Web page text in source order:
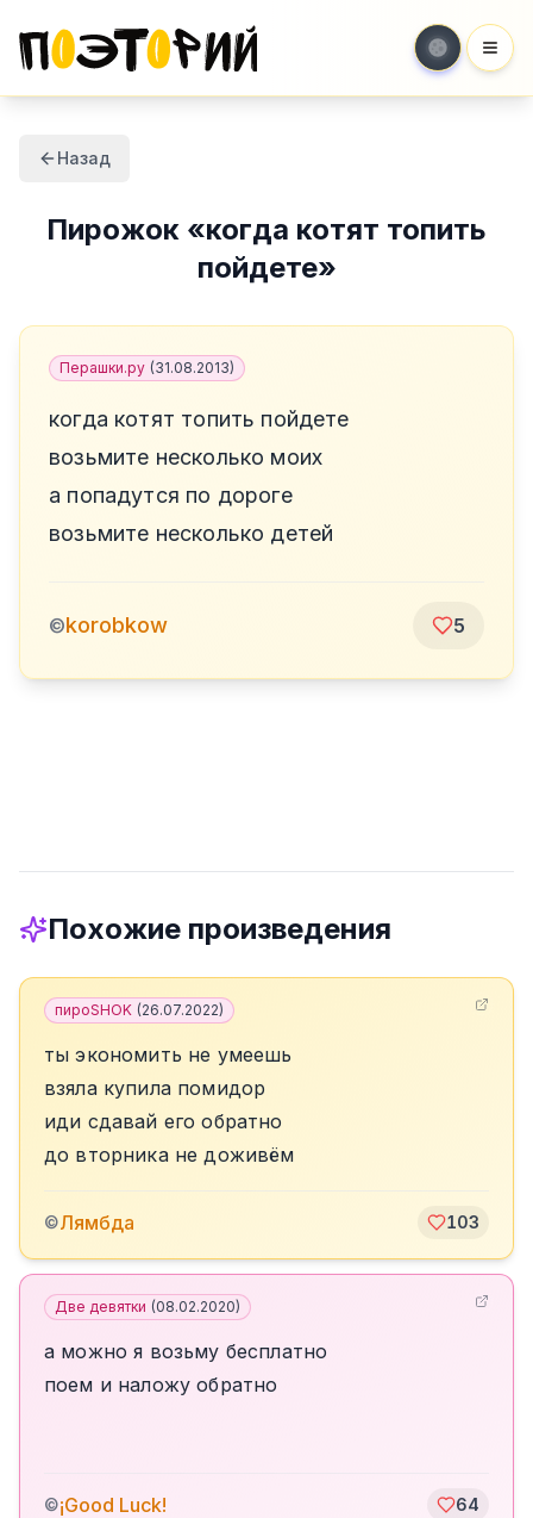
Назад
Пирожок «когда котят топить
пойдете»
Перашки.ру (31.08.2013)
когда котят топить пойдете
возьмите несколько моих
а попадутся по дороге
возьмите несколько детей
©korobkow 5
Похожие произведения
пироSHOK (26.07.2022)
ты экономить не умеешь
взяла купила помидор
иди сдавай его обратно
до вторника не доживём
©Лямбда 103
Две девятки (08.02.2020)
а можно я возьму бесплатно
поем и наложу обратно
©¡Good Luck! 64